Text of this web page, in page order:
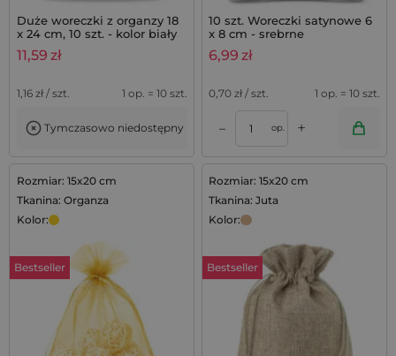
Duże woreczki z organzy 18
x 24 cm, 10 szt. - kolor biały
11,59 zł
1,16 zł / szt. 1 op. = 10 szt.
Tymczasowo niedostępny
10 szt. Woreczki satynowe 6
x 8 cm - srebrne
6,99 zł
0,70 zł / szt. 1 op. = 10 szt.
– op. +
Rozmiar: 15x20 cm
Tkanina: Organza
Kolor:
Bestseller
Rozmiar: 15x20 cm
Tkanina: Juta
Kolor:
Bestseller